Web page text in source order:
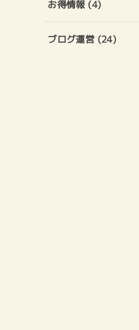
お得情報 (4)
ブログ運営 (24)